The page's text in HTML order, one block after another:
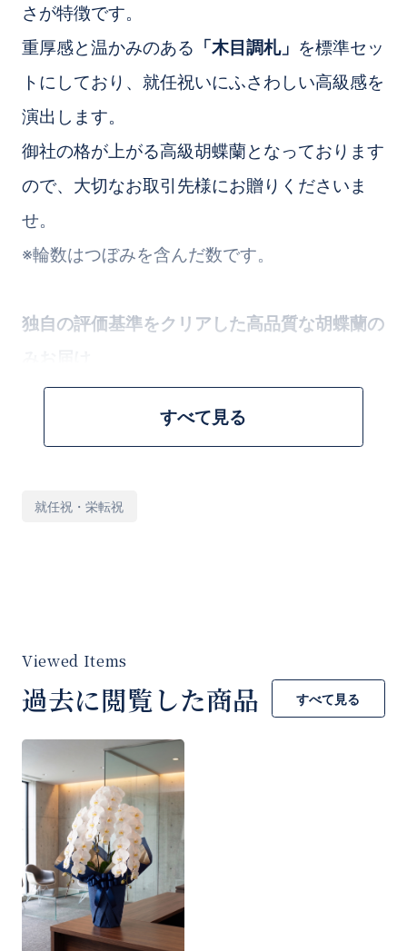
すべて見る
さが特徴です。
重厚感と温かみのある 「木目調札」 を標準セッ
トにしており、就任祝いにふさわしい高級感を
演出します。
御社の格が上がる高級胡蝶蘭となっております
ので、大切なお取引先様にお贈りくださいま
せ。
※輪数はつぼみを含んだ数です。
独自の評価基準をクリアした高品質な胡蝶蘭の
提携する優良農園から出荷される胡蝶蘭の中か
太さ、葉のツヤなど、当店独自の厳しい評価基
こだわっています。
花言葉は「幸福が飛んでくる」
胡蝶蘭は「幸福が飛んでくる」
持っています。
蝶が舞うような美しく華やかな花姿から、新し
い役職での輝かしい未来と、さらなる企業の発
展を願うメッセージとして最適です。
就任祝・栄転祝
過去に閲覧した商品 すべて見る